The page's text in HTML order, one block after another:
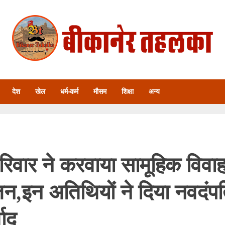
देश खेल धर्म-कर्म मौसम शिक्षा अन्य
ने करवाया सामूहिक
अतिथियों ने दिया